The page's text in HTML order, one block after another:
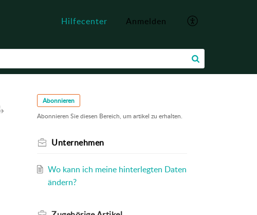
Hilfecenter Anmelden
Abonnieren
Abonnieren Sie diesen Bereich, um artikel zu erhalten.
Unternehmen
Wo kann ich meine hinterlegten Daten
ändern?